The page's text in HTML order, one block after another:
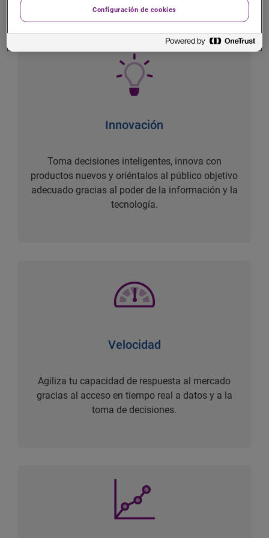
Innovación
Toma decisiones inteligentes, innova con
productos nuevos y oriéntalos al público objetivo
adecuado gracias al poder de la información y la
tecnología.
Velocidad
Agiliza tu capacidad de respuesta al mercado
gracias al acceso en tiempo real a datos y a la
toma de decisiones.
Configuración de cookies